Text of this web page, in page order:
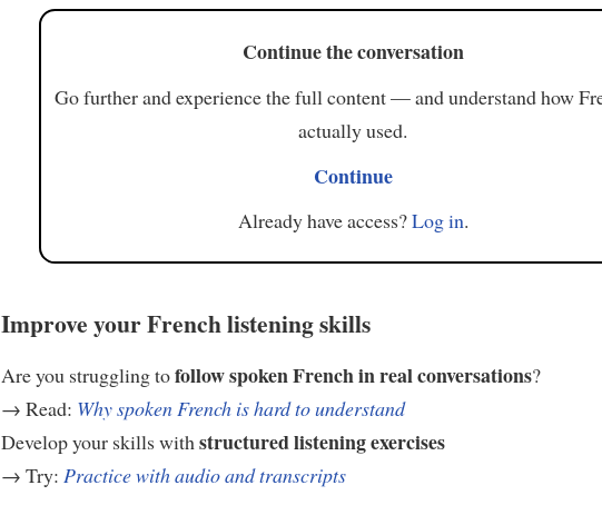
Continue the conversation
Go further and experience the full content — and understand how
actually used.
Continue
Already have access?Log in.
Improve your French listening skills
Are you struggling tofollow spoken French in real conversations?
→ Read: Why spoken French is hard to understand
Develop your skills with structured listening exercises
→ Try: Practice with audio and transcripts